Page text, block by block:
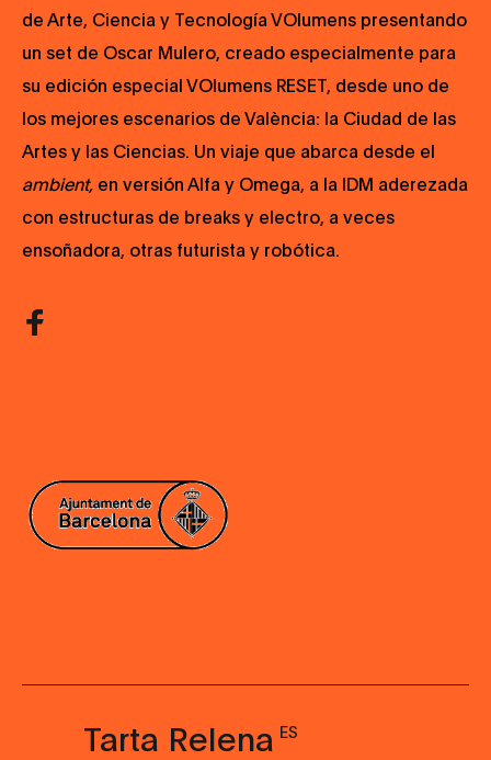
de Arte, Ciencia y Tecnología VOlumens presentando
un set de Oscar Mulero, creado especialmente para
su edición especial VOlumens RESET, desde uno de
los mejores escenarios de València: la Ciudad de las
Artes y las Ciencias. Un viaje que abarca desde el
ambient, en versión Alfa y Omega, a la IDM aderezada
con estructuras de breaks y electro, a veces
ensoñadora, otras futurista y robótica.
Tarta Relena ES